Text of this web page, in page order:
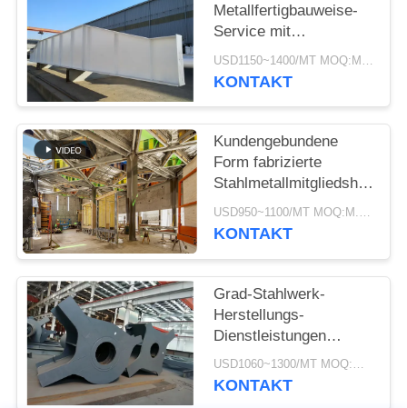
Metallfertigbauweise-
Service mit
Galvanisation und
Malerei
USD1150~1400/MT MOQ:M.Ü. 50
KONTAKT
Kundengebundene
Form fabrizierte
Versorgungs-Service
vor
USD950~1100/MT MOQ:M.Ü. 50
KONTAKT
Grad-Stahlwerk-
Herstellungs-
Dienstleistungen
Q355B Q235B
schweißten gut
USD1060~1300/MT MOQ:M.Ü. 50
KONTAKT